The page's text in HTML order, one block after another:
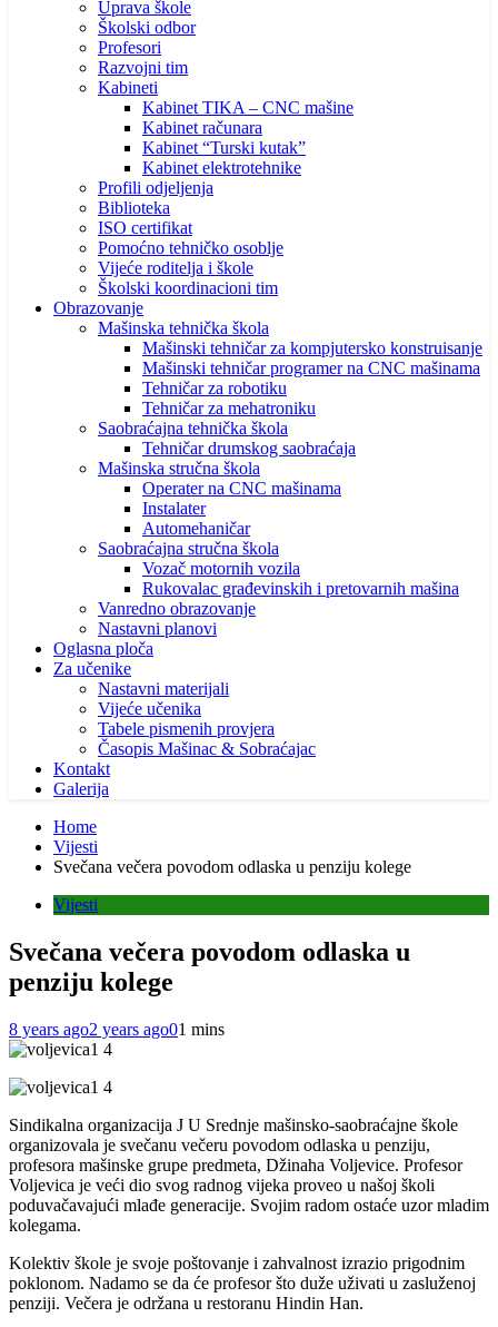
Uprava škole
Školski odbor
Profesori
Razvojni tim
Kabineti
Kabinet TIKA – CNC mašine
Kabinet računara
Kabinet “Turski kutak”
Kabinet elektrotehnike
Profili odjeljenja
Biblioteka
ISO certifikat
Pomoćno tehničko osoblje
Vijeće roditelja i škole
Školski koordinacioni tim
Obrazovanje
Mašinska tehnička škola
Mašinski tehničar za kompjutersko konstruisanje
Mašinski tehničar programer na CNC mašinama
Tehničar za robotiku
Tehničar za mehatroniku
Saobraćajna tehnička škola
Tehničar drumskog saobraćaja
Mašinska stručna škola
Operater na CNC mašinama
Instalater
Automehaničar
Saobraćajna stručna škola
Vozač motornih vozila
Rukovalac građevinskih i pretovarnih mašina
Vanredno obrazovanje
Nastavni planovi
Oglasna ploča
Za učenike
Nastavni materijali
Vijeće učenika
Tabele pismenih provjera
Časopis Mašinac & Sobraćajac
Kontakt
Galerija
Home
Vijesti
Svečana večera povodom odlaska u penziju kolege
Vijesti
Svečana večera povodom odlaska u
penziju kolege
8 years ago2 years ago01 mins
Sindikalna organizacija J U Srednje mašinsko-saobraćajne škole
organizovala je svečanu večeru povodom odlaska u penziju,
profesora mašinske grupe predmeta, Džinaha Voljevice. Profesor
Voljevica je veći dio svog radnog vijeka proveo u našoj školi
poduvačavajući mlađe generacije. Svojim radom ostaće uzor mladim
kolegama.
Kolektiv škole je svoje poštovanje i zahvalnost izrazio prigodnim
poklonom. Nadamo se da će profesor što duže uživati u zasluženoj
penziji. Večera je održana u restoranu Hindin Han.